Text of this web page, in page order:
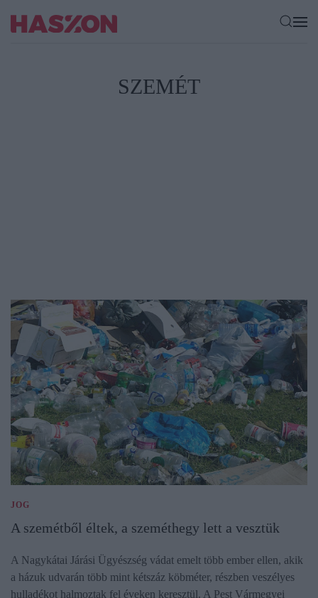
SZEMÉT
JOG
A szemétből éltek, a szeméthegy lett a vesztük
A Nagykátai Járási Ügyészség vádat emelt több ember ellen, akik
a házuk udvarán több mint kétszáz köbméter, részben veszélyes
hulladékot halmoztak fel éveken keresztül. A Pest Vármegyei